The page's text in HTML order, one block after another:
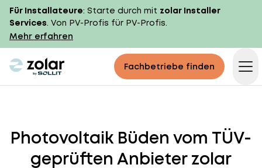
Für Installateure: Starte durch mit zolar Installer
Services. Von PV-Profis für PV-Profis.
Mehr erfahren
zolar logo Fachbetriebe finden
Photovoltaik Büden vom TÜV-
geprüften Anbieter zolar